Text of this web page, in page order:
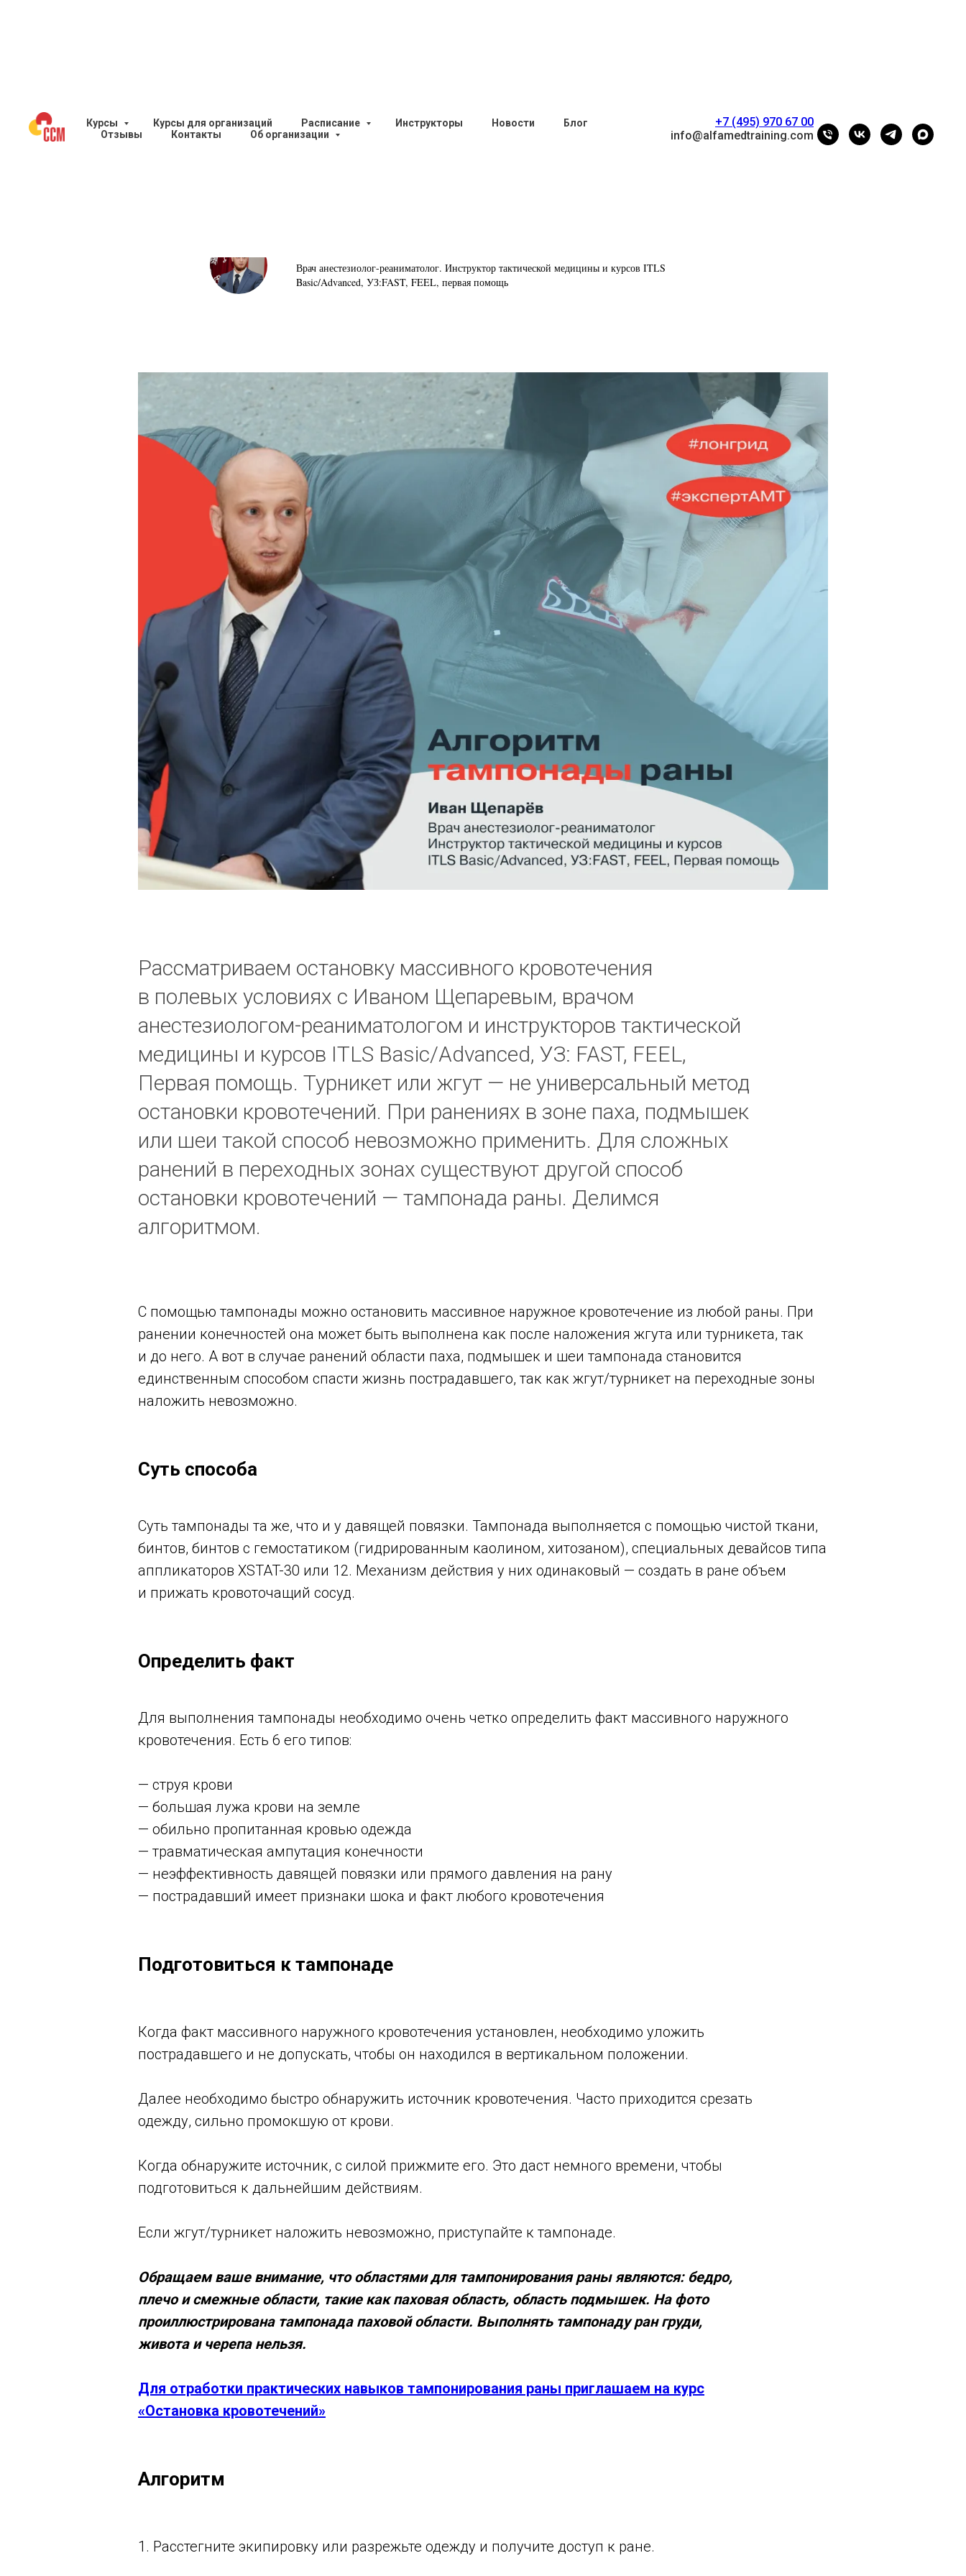
Курсы Курсы для организаций Расписание Инструкторы Новости
Блог
Отзывы
Контакты Об организации
+7 (495) 970 67 00
info@alfamedtraining.com
Врач анестезиолог-реаниматолог. Инструктор тактической медицины и курсов ITLS
Basic/Advanced, УЗ:FAST, FEEL, первая помощь
Рассматриваем остановку массивного кровотечения
в полевых условиях с Иваном Щепаревым, врачом
анестезиологом-реаниматологом и инструкторов тактической
медицины и курсов ITLS Basic/Advanced, УЗ: FAST, FEEL,
Первая помощь. Турникет или жгут — не универсальный метод
остановки кровотечений. При ранениях в зоне паха, подмышек
или шеи такой способ невозможно применить. Для сложных
ранений в переходных зонах существуют другой способ
остановки кровотечений — тампонада раны. Делимся
алгоритмом.
С помощью тампонады можно остановить массивное наружное кровотечение из любой раны. При
ранении конечностей она может быть выполнена как после наложения жгута или турникета, так
и до него. А вот в случае ранений области паха, подмышек и шеи тампонада становится
единственным способом спасти жизнь пострадавшего, так как жгут/турникет на переходные зоны
наложить невозможно.
Суть способа
Суть тампонады та же, что и у давящей повязки. Тампонада выполняется с помощью чистой ткани,
бинтов, бинтов с гемостатиком (гидрированным каолином, хитозаном), специальных девайсов типа
аппликаторов XSTAT-30 или 12. Механизм действия у них одинаковый — создать в ране объем
и прижать кровоточащий сосуд.
Определить факт
Для выполнения тампонады необходимо очень четко определить факт массивного наружного
кровотечения. Есть 6 его типов:
— струя крови
— большая лужа крови на земле
— обильно пропитанная кровью одежда
— травматическая ампутация конечности
— неэффективность давящей повязки или прямого давления на рану
— пострадавший имеет признаки шока и факт любого кровотечения
Подготовиться к тампонаде
Когда факт массивного наружного кровотечения установлен, необходимо уложить
пострадавшего и не допускать, чтобы он находился в вертикальном положении.
Далее необходимо быстро обнаружить источник кровотечения. Часто приходится срезать
одежду, сильно промокшую от крови.
Когда обнаружите источник, с силой прижмите его. Это даст немного времени, чтобы
подготовиться к дальнейшим действиям.
Если жгут/турникет наложить невозможно, приступайте к тампонаде.
Обращаем ваше внимание, что областями для тампонирования раны являются: бедро,
плечо и смежные области, такие как паховая область, область подмышек. На фото
проиллюстрирована тампонада паховой области. Выполнять тампонаду ран груди,
живота и черепа нельзя.
Для отработки практических навыков тампонирования раны приглашаем на курс
«Остановка кровотечений»
Алгоритм
1. Расстегните экипировку или разрежьте одежду и получите доступ к ране.